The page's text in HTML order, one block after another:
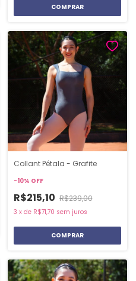
COMPRAR
Collant Pétala - Grafite
-10% OFF
R$215,10 R$239,00
3 x de R$71,70 sem juros
COMPRAR